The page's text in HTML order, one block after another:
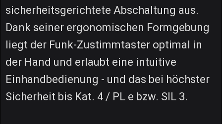
sicherheitsgerichtete Abschaltung aus.
Dank seiner ergonomischen Formgebung
liegt der Funk-Zustimmtaster optimal in
der Hand und erlaubt eine intuitive
Einhandbedienung - und das bei höchster
Sicherheit bis Kat. 4 / PL e bzw. SIL 3.